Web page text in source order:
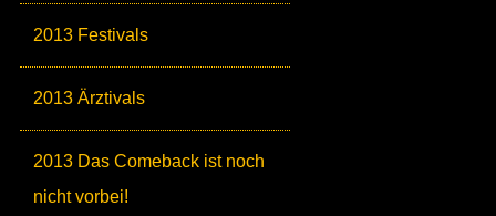
2013 Festivals
2013 Ärztivals
2013 Das Comeback ist noch
nicht vorbei!